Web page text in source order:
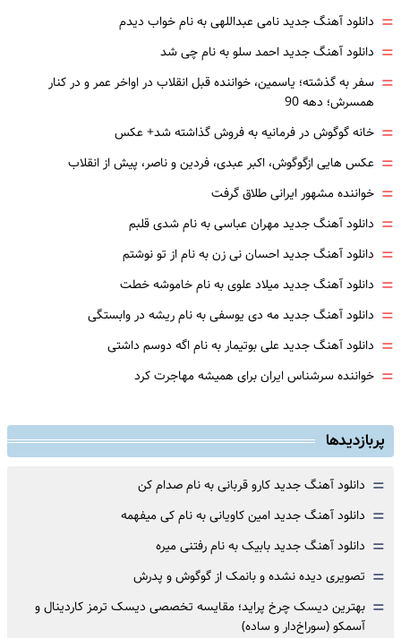
= دانلود آهنگ جدید نامی عبداللهی به نام خواب دیدم
= دانلود آهنگ جدید احمد سلو به نام چی شد
= سفر به گذشته؛ یاسمین، خواننده قبل انقلاب در اواخر عمر و در کنار
همسرش؛ دهه 90
= خانه گوگوش در فرمانیه به فروش گذاشته شد+ عکس
= عکس هایی ازگوگوش، اکبر عبدی، فردین و ناصر، پیش از انقلاب
= خواننده مشهور ایرانی طلاق گرفت
= دانلود آهنگ جدید مهران عباسی به نام شدی قلبم
= دانلود آهنگ جدید احسان نی زن به نام از تو نوشتم
= دانلود آهنگ جدید میلاد علوی به نام خاموشه خطت
= دانلود آهنگ جدید مه دی یوسفی به نام ریشه در وابستگی
= دانلود آهنگ جدید علی بوتیمار به نام اگه دوسم داشتی
= خواننده سرشناس ایران برای همیشه مهاجرت کرد
پربازدیدها
= دانلود آهنگ جدید کارو قربانی به نام صدام کن
= دانلود آهنگ جدید امین کاویانی به نام کی میفهمه
= دانلود آهنگ جدید بابیک به نام رفتنی میره
= تصویری دیده نشده و بانمک از گوگوش و پدرش
= بهترین دیسک چرخ پراید؛ مقایسه تخصصی دیسک ترمز کاردینال و
آسمکو (سوراخ‌دار و ساده)